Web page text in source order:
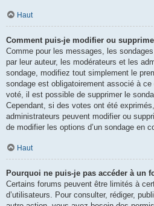
Haut
Comment puis-je modifier ou
Comme pour les messages, les
par leur auteur, les modérateurs et les
sondage, modifiez tout simplement le
sondage est obligatoirement associé à ce
voté, il est possible de supprimer le
Cependant, si des votes ont été
administrateurs peuvent modifier ou
de modifier les options d’un sondage en
Haut
Pourquoi ne puis-je pas accéder à un
Certains forums peuvent être limités à
d’utilisateurs. Pour consulter, rédiger,